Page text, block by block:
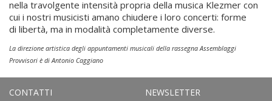
nella travolgente intensità propria della musica Klezmer con
cui i nostri musicisti amano chiudere i loro concerti: forme
di libertà, ma in modalità completamente diverse.
La direzione artistica degli appuntamenti musicali della rassegna Assemblaggi
Provvisori è di Antonio Caggiano
CONTATTI
NEWSLETTER